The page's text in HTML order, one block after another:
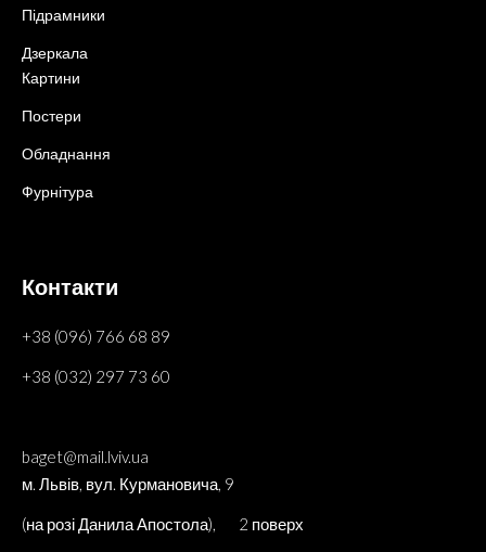
Підрамники
Дзеркала
Картини
Постери
Обладнання
Фурнітура
Контакти
+38 (096) 766 68 89
+38 (032) 297 73 60
baget@mail.lviv.ua
м. Львів, вул. Курмановича, 9
(на розі Данила Апостола), 2 поверх